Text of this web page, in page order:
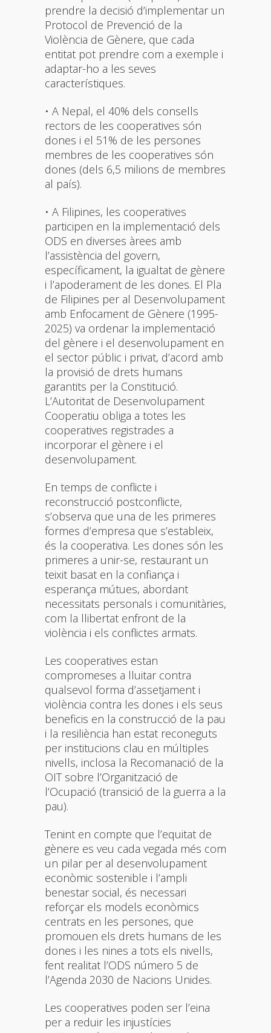
prendre la decisió d’implementar un
Protocol de Prevenció de la
Violència de Gènere, que cada
entitat pot prendre com a exemple i
adaptar-ho a les seves
característiques.
• A Nepal, el 40% dels consells
rectors de les cooperatives són
dones i el 51% de les persones
membres de les cooperatives són
dones (dels 6,5 milions de membres
al país).
• A Filipines, les cooperatives
participen en la implementació dels
ODS en diverses àrees amb
l’assistència del govern,
específicament, la igualtat de gènere
i l’apoderament de les dones. El Pla
de Filipines per al Desenvolupament
amb Enfocament de Gènere (1995-
2025) va ordenar la implementació
del gènere i el desenvolupament en
el sector públic i privat, d’acord amb
la provisió de drets humans
garantits per la Constitució.
L’Autoritat de Desenvolupament
Cooperatiu obliga a totes les
cooperatives registrades a
incorporar el gènere i el
desenvolupament.
En temps de conflicte i
reconstrucció postconflicte,
s’observa que una de les primeres
formes d’empresa que s’estableix,
és la cooperativa. Les dones són les
primeres a unir-se, restaurant un
teixit basat en la confiança i
esperança mútues, abordant
necessitats personals i comunitàries,
com la llibertat enfront de la
violència i els conflictes armats.
Les cooperatives estan
compromeses a lluitar contra
qualsevol forma d’assetjament i
violència contra les dones i els seus
beneficis en la construcció de la pau
i la resiliència han estat reconeguts
per institucions clau en múltiples
nivells, inclosa la Recomanació de la
OIT sobre l’Organització de
l’Ocupació (transició de la guerra a la
pau).
Tenint en compte que l’equitat de
gènere es veu cada vegada més com
un pilar per al desenvolupament
econòmic sostenible i l’ampli
benestar social, és necessari
reforçar els models econòmics
centrats en les persones, que
promouen els drets humans de les
dones i les nines a tots els nivells,
fent realitat l’ODS número 5 de
l’Agenda 2030 de Nacions Unides.
Les cooperatives poden ser l’eina
per a reduir les injustícies